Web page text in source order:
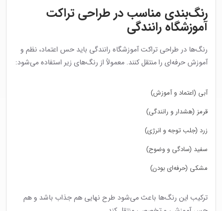
رنگ‌بندی مناسب در طراحی تراکت
آموزشگاه رانندگی
رنگ‌ها در طراحی تراکت آموزشگاه رانندگی باید حس اعتماد، نظم و
آموزش حرفه‌ای را منتقل کنند. معمولاً از رنگ‌های زیر استفاده می‌شود:
آبی (اعتماد و آموزش)
قرمز (هشدار و رانندگی)
زرد (جلب توجه و انرژی)
سفید (سادگی و وضوح)
مشکی (حرفه‌ای بودن)
ترکیب این رنگ‌ها باعث می‌شود طرح نهایی هم جذاب باشد و هم